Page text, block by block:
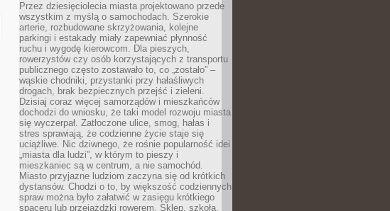
Przez dziesięciolecia miasta projektowano przede
wszystkim z myślą o samochodach. Szerokie
arterie, rozbudowane skrzyżowania, kolejne
parkingi i estakady miały zapewniać płynność
ruchu i wygodę kierowcom. Dla pieszych,
rowerzystów czy osób korzystających z transportu
publicznego często zostawało to, co „zostało” –
wąskie chodniki, przystanki przy hałaśliwych
drogach, brak bezpiecznych przejść i zieleni.
Dzisiaj coraz więcej samorządów i mieszkańców
dochodzi do wniosku, że taki model rozwoju miasta
się wyczerpał. Zatłoczone ulice, smog, hałas i
stres sprawiają, że codzienne życie staje się
uciążliwe. Nic dziwnego, że rośnie popularność idei
„miasta dla ludzi”, w którym to pieszy i
mieszkaniec są w centrum, a nie samochód.
Miasto przyjazne ludziom zaczyna się od krótkich
dystansów. Chodzi o to, by większość codziennych
spraw można było załatwić w zasięgu krótkiego
spaceru lub przejażdżki rowerem. Sklep, szkoła,